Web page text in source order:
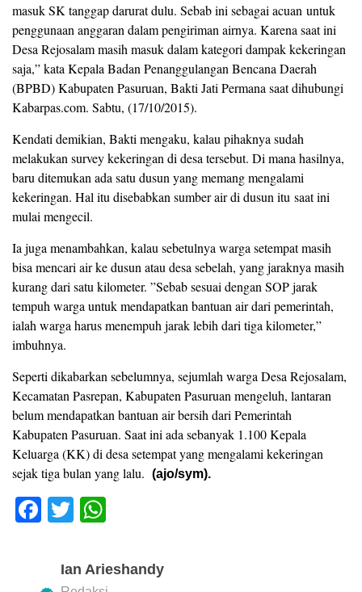
masuk SK tanggap darurat dulu. Sebab ini sebagai acuan untuk
penggunaan anggaran dalam pengiriman airnya. Karena saat ini
Desa Rejosalam masih masuk dalam kategori dampak kekeringan
saja,” kata Kepala Badan Penanggulangan Bencana Daerah
(BPBD) Kabupaten Pasuruan, Bakti Jati Permana saat dihubungi
Kabarpas.com. Sabtu, (17/10/2015).
Kendati demikian, Bakti mengaku, kalau pihaknya sudah
melakukan survey kekeringan di desa tersebut. Di mana hasilnya,
baru ditemukan ada satu dusun yang memang mengalami
kekeringan. Hal itu disebabkan sumber air di dusun itu saat ini
mulai mengecil.
Ia juga menambahkan, kalau sebetulnya warga setempat masih
bisa mencari air ke dusun atau desa sebelah, yang jaraknya masih
kurang dari satu kilometer. ”Sebab sesuai dengan SOP jarak
tempuh warga untuk mendapatkan bantuan air dari pemerintah,
ialah warga harus menempuh jarak lebih dari tiga kilometer,”
imbuhnya.
Seperti dikabarkan sebelumnya, sejumlah warga Desa Rejosalam,
Kecamatan Pasrepan, Kabupaten Pasuruan mengeluh, lantaran
belum mendapatkan bantuan air bersih dari Pemerintah
Kabupaten Pasuruan. Saat ini ada sebanyak 1.100 Kepala
Keluarga (KK) di desa setempat yang mengalami kekeringan
sejak tiga bulan yang lalu. (ajo/sym).
F
T
tt
at
Ian Arieshandy